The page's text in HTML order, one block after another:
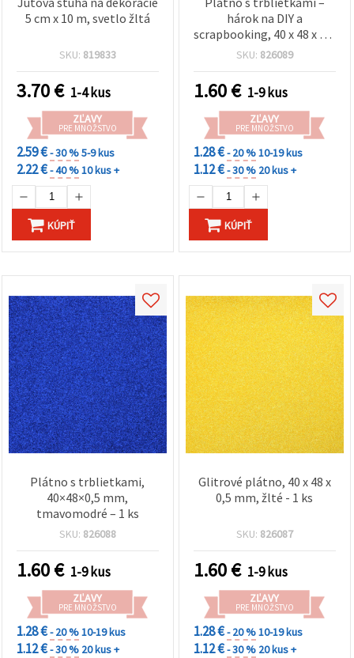
kliknutím
na tlačidlo
všetko
Nastavenia
5 cm x 10 m, svetlo žltá
SKU: 819833
3.70€ 1-4 kus
ZĽAVY
PRE MNOŽSTVO
2.59 €- 30 %5-9 kus
2.22 €- 40 %10 kus +
KÚPIŤ
hárok na DIY a
scrapbooking, 40 x 48 x 0,5
mm, hnedé – 1 ks
SKU: 826089
1.60€ 1-9 kus
ZĽAVY
PRE MNOŽSTVO
1.28 €- 20 %10-19 kus
1.12 €- 30 % 20 kus +
KÚPIŤ
Plátno s trblietkami,
40×48×0,5 mm,
tmavomodré – 1 ks
SKU: 826088
1.60€ 1-9 kus
ZĽAVY
PRE MNOŽSTVO
1.28 €- 20 %10-19 kus
1.12 €- 30 % 20 kus +
Glitrové plátno, 40 x 48 x
0,5 mm, žlté - 1 ks
SKU: 826087
1.60€ 1-9 kus
ZĽAVY
PRE MNOŽSTVO
1.28 €- 20 %10-19 kus
1.12 €- 30 % 20 kus +